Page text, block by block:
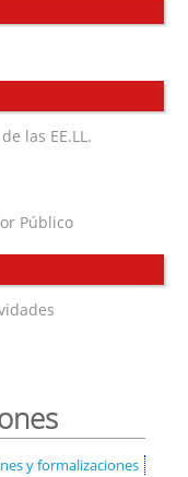
las EE.LL.
Público
y formalizaciones